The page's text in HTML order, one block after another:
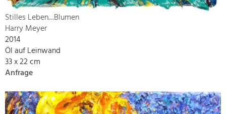
Stilles Leben…Blumen
Harry Meyer
2014
Öl auf Leinwand
33 x 22 cm
Anfrage